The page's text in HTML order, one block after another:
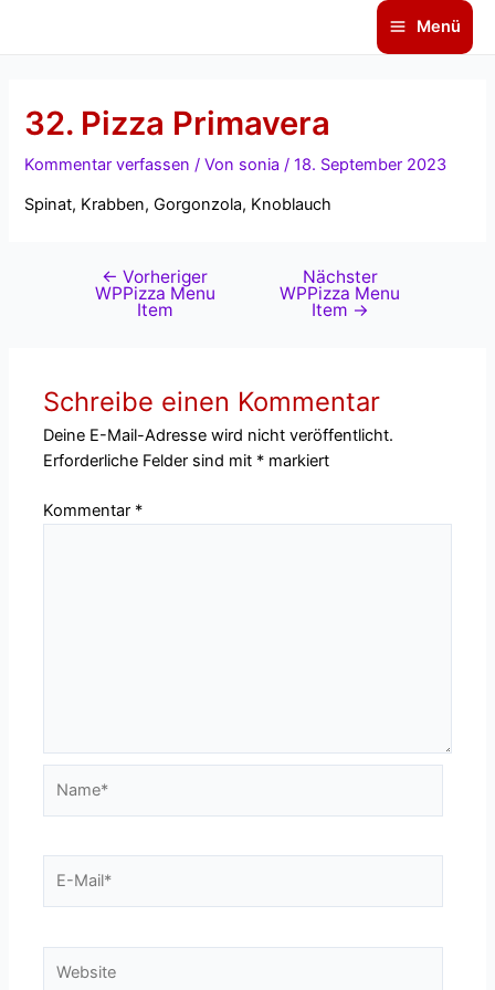
Main
Menü
32. Pizza Primavera
Kommentar verfassen / Von sonia/18. September 2023
Spinat, Krabben, Gorgonzola, Knoblauch
← Vorheriger
WPPizza Menu
Item
Nächster
WPPizza Menu
Item →
Schreibe einen Kommentar
Deine E-Mail-Adresse wird nicht veröffentlicht.
Erforderliche Felder sind mit * markiert
Kommentar *
Mail*